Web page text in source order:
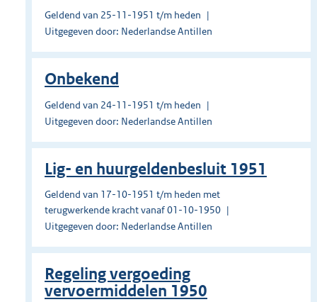
Geldend van 25-11-1951 t/m heden
Uitgegeven door: Nederlandse Antillen
Onbekend
Geldend van 24-11-1951 t/m heden
Uitgegeven door: Nederlandse Antillen
Lig- en huurgeldenbesluit 1951
Geldend van 17-10-1951 t/m heden met
terugwerkende kracht vanaf 01-10-1950
Uitgegeven door: Nederlandse Antillen
Regeling vergoeding
vervoermiddelen 1950